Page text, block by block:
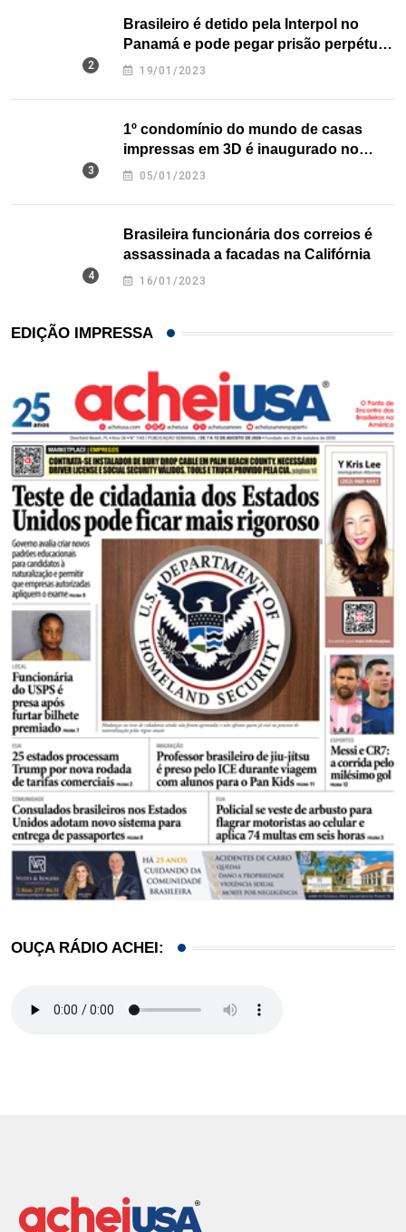
Brasileiro é detido pela Interpol no
Panamá e pode pegar prisão perpétua
nos EUA
19/01/2023
1º condomínio do mundo de casas
impressas em 3D é inaugurado no
Texas
05/01/2023
Brasileira funcionária dos correios é
assassinada a facadas na Califórnia
16/01/2023
EDIÇÃO IMPRESSA
OUÇA RÁDIO ACHEI: